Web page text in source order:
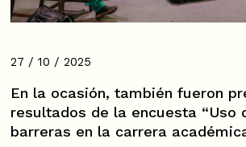
27 / 10 / 2025
En la ocasión, también fueron
resultados de la encuesta “Uso
barreras en la carrera